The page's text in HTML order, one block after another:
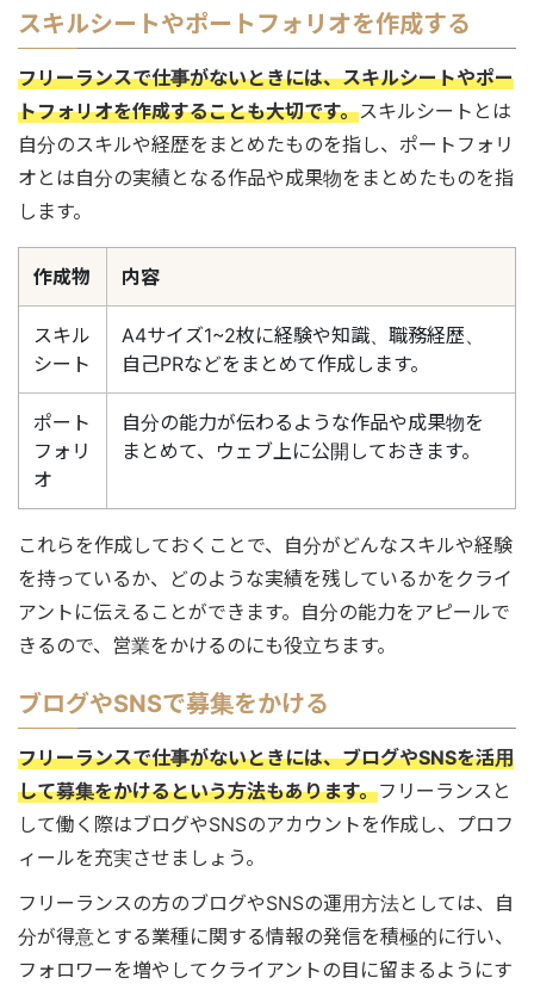
スキルシートやポートフォリオを作成する
フリーランスで仕事がないときには、スキルシートやポー
トフォリオを作成することも大切です。スキルシートとは
自分のスキルや経歴をまとめたものを指し、ポートフォリ
オとは自分の実績となる作品や成果物をまとめたものを指
します。
作成物 内容
スキル
シート
A4サイズ1~2枚に経験や知識、職務経歴、
自己PRなどをまとめて作成します。
ポート
フォリ
オ
自分の能力が伝わるような作品や成果物を
まとめて、ウェブ上に公開しておきます。
これらを作成しておくことで、自分がどんなスキルや経験
を持っているか、どのような実績を残しているかをクライ
アントに伝えることができます。自分の能力をアピールで
きるので、営業をかけるのにも役立ちます。
ブログやSNSで募集をかける
フリーランスで仕事がないときには、ブログやSNSを活用
して募集をかけるという方法もあります。フリーランスと
して働く際はブログやSNSのアカウントを作成し、プロフ
ィールを充実させましょう。
フリーランスの方のブログやSNSの運用方法としては、自
分が得意とする業種に関する情報の発信を積極的に行い、
フォロワーを増やしてクライアントの目に留まるようにす